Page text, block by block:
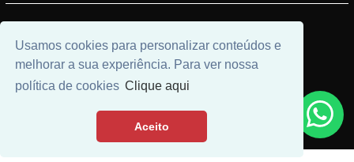
Usamos cookies para personalizar conteúdos e
melhorar a sua experiência. Para ver nossa
política de cookies Clique aqui
Aceito
Universal Software.